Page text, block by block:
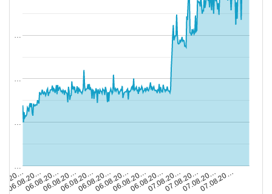
06.08.20…
06.08.20…06.08.20…06.08.20…06.08.20…06.08.20…06.08.20…06.08.20…07.08.20…07.08.20…07.08.20…07.08.20…
…
…
…